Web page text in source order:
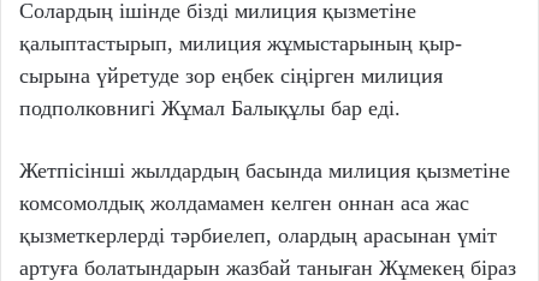
Солардың ішінде бізді милиция қызметіне
қалыптастырып, милиция жұмыстарының қыр-
сырына үйретуде зор еңбек сіңірген милиция
подполковнигі Жұмал Балықұлы бар еді.
Жетпісінші жылдардың басында милиция қызметіне
комсомолдық жолдамамен келген оннан аса жас
қызметкерлерді тәрбиелеп, олардың арасынан үміт
артуға болатындарын жазбай таныған Жұмекең біраз